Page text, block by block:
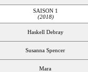
SAISON 1
(2018)
Haskell Debray
Susanna Spencer
Mara